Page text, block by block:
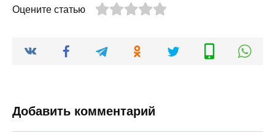
Оцените статью
Добавить комментарий